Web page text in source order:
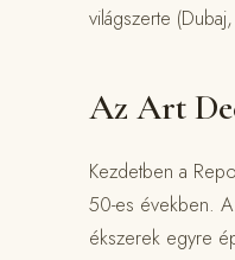
világszerte
Az Art
Kezdetben a
50-es években.
ékszerek egyre